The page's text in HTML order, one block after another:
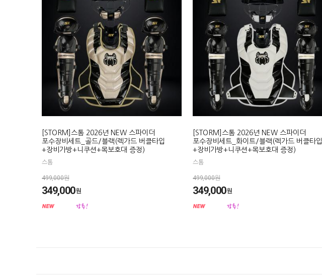
[STORM]스톰 2026년 NEW 스파이더
포수장비세트_골드/블랙(렉가드 버클타입
+장비가방+니쿠션+목보호대 증정)
스톰
499,000원
349,000원
[STORM]스톰 2026년 NEW 스파이더
포수장비세트_화이트/블랙(렉가드 버클타입
+장비가방+니쿠션+목보호대 증정)
스톰
499,000원
349,000원